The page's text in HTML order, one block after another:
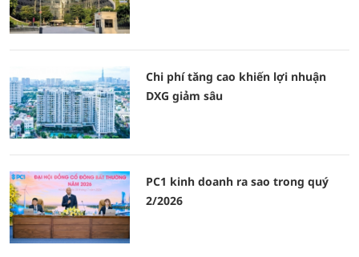
Chi phí tăng cao khiến lợi nhuận
DXG giảm sâu
PC1 kinh doanh ra sao trong quý
2/2026